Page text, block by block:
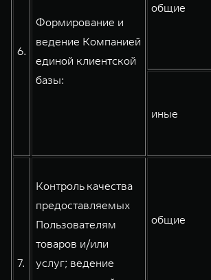
6.
Формирование и
ведение Компанией
единой клиентской
базы:
общие
иные
7.
Контроль качества
предоставляемых
Пользователям
товаров и/или
услуг; ведение
общие